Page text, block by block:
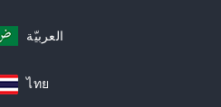
العربيّة
ไทย